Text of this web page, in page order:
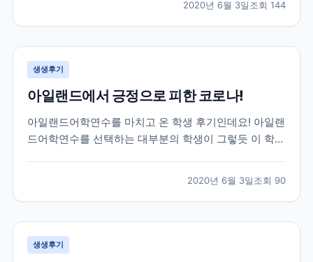
크를 위해 대화를 나누면서 받은 카톡이랍니다! 그럼 먼
저 가장 궁금해 하실 학생과의 카톡 후기 먼저 함께 보...
2020년 6월 3일조회 144
생생후기
아일랜드에서 긍정으로 피한 코로나!
아일랜드어학연수를 마치고 온 학생 후기인데요! 아일랜
드어학연수를 선택하는 대부분의 학생이 그렇듯 이 학생
의 워킹홀리데이로 총 33주간의 체류를 목표로 아일랜
드에 작년 11월에 출국한 학생이랍니다! 아쉽게도...
2020년 6월 3일조회 90
생생후기